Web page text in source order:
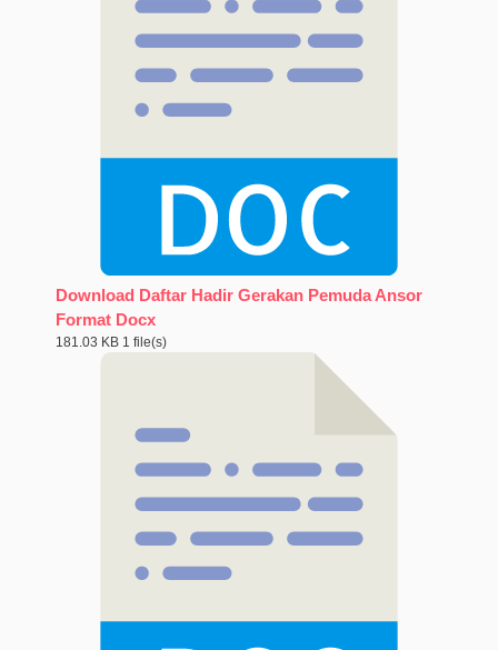
Download Daftar Hadir Gerakan Pemuda Ansor
Format Docx
181.03 KB 1 file(s)